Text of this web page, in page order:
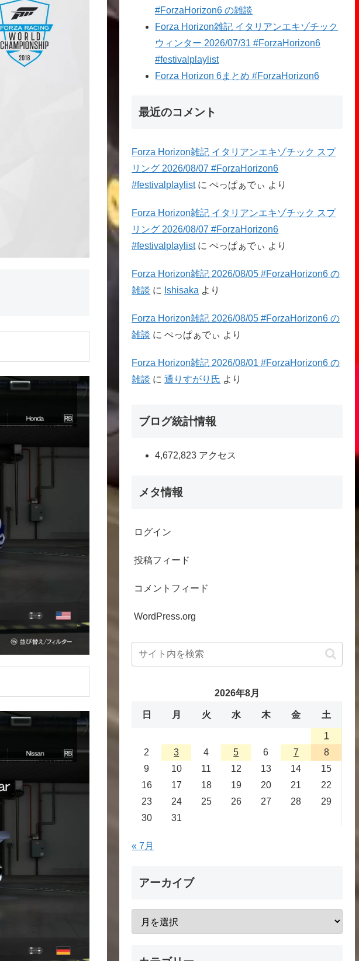
#ForzaHorizon6 の雑談
Forza Horizon雑記 イタリアンエキゾチック
ウィンター 2026/07/31 #ForzaHorizon6
#festivalplaylist
Forza Horizon 6まとめ #ForzaHorizon6
最近のコメント
Forza Horizon雑記 イタリアンエキゾチック スプ
リング 2026/08/07 #ForzaHorizon6
#festivalplaylistにぺっぱぁでぃ より
Forza Horizon雑記 イタリアンエキゾチック スプ
リング 2026/08/07 #ForzaHorizon6
#festivalplaylistにぺっぱぁでぃ より
Forza Horizon雑記 2026/08/05 #ForzaHorizon6 の
雑談 に Ishisaka より
Forza Horizon雑記 2026/08/05 #ForzaHorizon6 の
雑談 にぺっぱぁでぃ より
Forza Horizon雑記 2026/08/01 #ForzaHorizon6 の
雑談 に通りすがり氏 より
ブログ統計情報
4,672,823 アクセス
メタ情報
ログイン
投稿フィード
コメントフィード
WordPress.org
2026年8月
日 月 火 水 木 金 土
1
2
3 4 5 6 7
8
9
10 11 12 13 14
15
16
17 18 19 20 21
22
23
24 25 26 27 28
29
30
31
« 7月
アーカイブ